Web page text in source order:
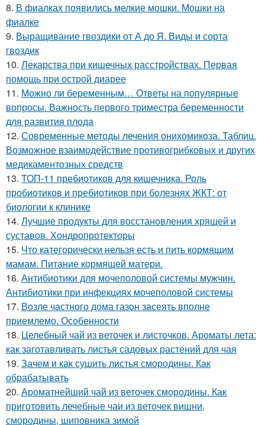
8. В фиалках появились мелкие мошки. Мошки на
фиалке
9. Выращивание гвоздики от А до Я. Виды и сорта
гвоздик
10. Лекарства при кишечных расстройствах. Первая
помощь при острой диарее
11. Можно ли беременным… Ответы на популярные
вопросы. Важность первого триместра беременности
для развития плода
12. Современные методы лечения онихомикоза. Таблиц.
Возможное взаимодействие противогрибковых и других
медикаментозных средств
13. ТОП-11 пребиотиков для кишечника. Роль
пробиотиков и пребиотиков при болезнях ЖКТ: от
биологии к клинике
14. Лучшие продукты для восстановления хрящей и
суставов. Хондропротекторы
15. Что категорически нельзя есть и пить кормящим
мамам. Питание кормящей матери.
16. Антибиотики для мочеполовой системы мужчин.
Антибиотики при инфекциях мочеполовой системы
17. Возле частного дома газон засеять вполне
приемлемо. Особенности
18. Целебный чай из веточек и листочков. Ароматы лета:
как заготавливать листья садовых растений для чая
19. Зачем и как сушить листья смородины. Как
обрабатывать
20. Ароматнейший чай из веточек смородины. Как
приготовить лечебные чаи из веточек вишни,
смородины, шиповника зимой